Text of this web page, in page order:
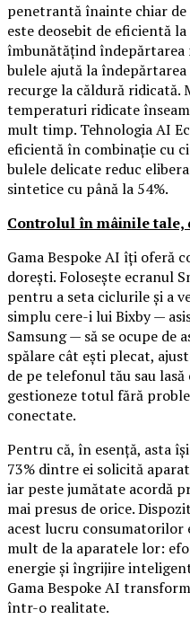
penetrantă înainte chiar
este deosebit de eficientă
îmbunătățind îndepărtarea
bulele ajută la
recurge la căldură ridicată.
temperaturi ridicate
mult timp. Tehnologia AI
eficientă în combinație cu
bulele delicate reduc
sintetice cu până la 54%.
Controlul în mâinile tale,
Gama Bespoke AI îți oferă
dorești. Folosește ecranul
pentru a seta ciclurile și a
simplu cere-i lui Bixby —
Samsung — să se ocupe de
spălare cât ești plecat,
de pe telefonul tău sau
gestioneze totul fără
conectate.
Pentru că, în esență, asta
73% dintre ei solicită
iar peste jumătate acordă
mai presus de orice.
acest lucru consumatorilor
mult de la aparatele lor:
energie și îngrijire
Gama Bespoke AI
într-o realitate.